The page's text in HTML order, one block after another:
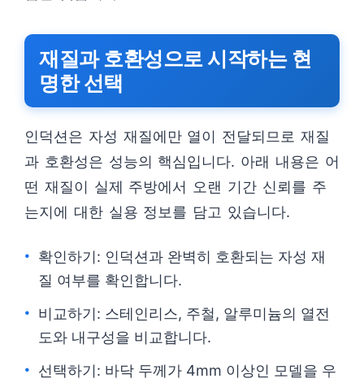
재질과 호환성으로 시작하는 현
명한 선택
인덕션은 자성 재질에만 열이 전달되므로 재질
과 호환성은 성능의 핵심입니다. 아래 내용은 어
떤 재질이 실제 주방에서 오랜 기간 신뢰를 주
는지에 대한 실용 정보를 담고 있습니다.
확인하기: 인덕션과 완벽히 호환되는 자성 재
질 여부를 확인합니다.
비교하기: 스테인리스, 주철, 알루미늄의 열전
도와 내구성을 비교합니다.
선택하기: 바닥 두께가 4mm 이상인 모델을 우